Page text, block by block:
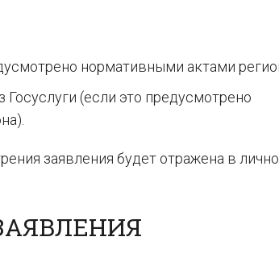
нормативными актами
(если это предусмотрено
заявления будет отражена в